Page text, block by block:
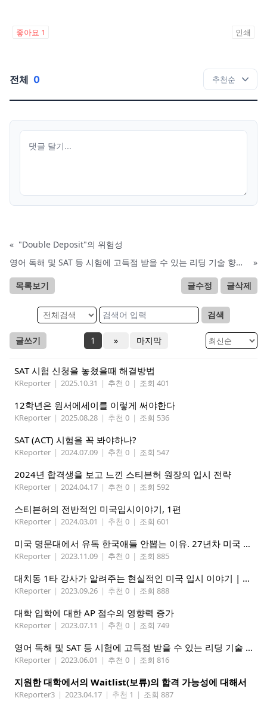
좋아요 1 인쇄
전체 0
« "Double Deposit"의 위험성
영어 독해 및 SAT 등 시험에 고득점 받을 수 있는 리딩 기술 향상 방법
»
목록보기 글수정 글삭제
검색
글쓰기 1 » 마지막
SAT 시험 신청을 놓쳤을때 해결방법
KReporter | 2025.10.31 | 추천 0 | 조회 401
12학년은 원서에세이를 이렇게 써야한다
KReporter | 2025.08.28 | 추천 0 | 조회 536
SAT (ACT) 시험을 꼭 봐야하나?
KReporter | 2024.07.09 | 추천 0 | 조회 547
2024년 합격생을 보고 느낀 스티븐허 원장의 입시 전략
KReporter | 2024.04.17 | 추천 0 | 조회 592
스티븐허의 전반적인 미국입시이야기, 1편
KReporter | 2024.03.01 | 추천 0 | 조회 601
미국 명문대에서 유독 한국애들 안뽑는 이유. 27년차 미국 입시 전문가가 싹 다 알려드립니다
KReporter | 2023.11.09 | 추천 0 | 조회 885
대치동 1타 강사가 알려주는 현실적인 미국 입시 이야기 | 미국 명문 사립대와 주립대 차이 (아이비리그, 유학, 대원외고)
KReporter | 2023.09.26 | 추천 0 | 조회 888
대학 입학에 대한 AP 점수의 영향력 증가
KReporter | 2023.07.11 | 추천 0 | 조회 749
영어 독해 및 SAT 등 시험에 고득점 받을 수 있는 리딩 기술 향상 방법
KReporter | 2023.06.01 | 추천 0 | 조회 816
지원한 대학에서의 Waitlist(보류)의 합격 가능성에 대해서
KReporter3 | 2023.04.17 | 추천 1 | 조회 887